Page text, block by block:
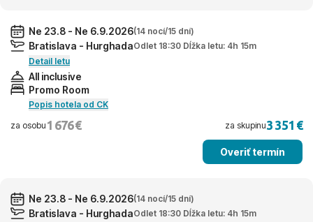
Ne 23.8 - Ne 6.9.2026(14 nocí/15 dní)
Bratislava - HurghadaOdlet 18:30 Dĺžka letu: 4h 15m
Detail letu
All inclusive
Promo Room
Popis hotela od CK
za osobu 1 676 € za skupinu3 351 €
Overiť termín
Ne 23.8 - Ne 6.9.2026(14 nocí/15 dní)
Bratislava - HurghadaOdlet 18:30 Dĺžka letu: 4h 15m